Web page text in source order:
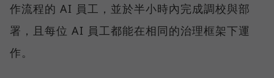
作流程的 AI 員工，並於半小時內完成調校與部
署，且每位 AI 員工都能在相同的治理框架下運
作。